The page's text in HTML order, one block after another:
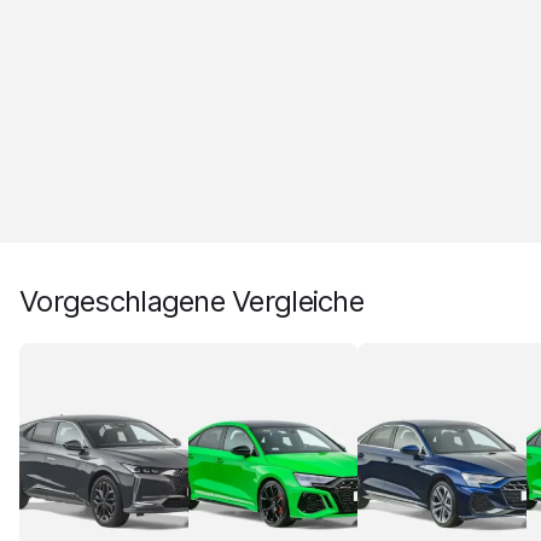
Vorgeschlagene Vergleiche